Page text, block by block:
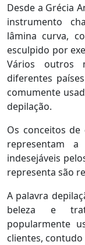
Desde a Grécia
instrumento
lâmina curva,
esculpido por
Vários outros
diferentes
comumente
depilação.
Os conceitos
representam
indesejáveis
representa são
A palavra
beleza e
popularmente
clientes,